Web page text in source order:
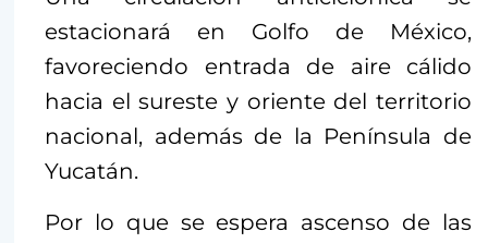
estacionará en Golfo de México,
favoreciendo entrada de aire cálido
hacia el sureste y oriente del territorio
nacional, además de la Península de
Yucatán.
Por lo que se espera ascenso de las